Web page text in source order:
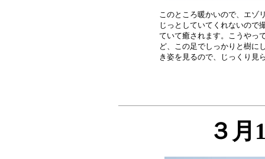
このところ暖かいので、エゾ
じっとしていてくれないので
ていて癒されます。こうやっ
ど、この足でしっかりと樹に
３月